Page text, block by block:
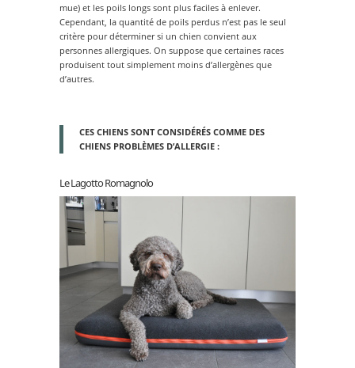
mue) et les poils longs sont plus faciles à enlever.
Cependant, la quantité de poils perdus n’est pas le seul
critère pour déterminer si un chien convient aux
personnes allergiques. On suppose que certaines races
produisent tout simplement moins d’allergènes que
d’autres.
CES CHIENS SONT CONSIDÉRÉS COMME DES
CHIENS PROBLÈMES D’ALLERGIE :
Le Lagotto Romagnolo